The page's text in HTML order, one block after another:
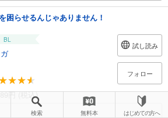
困らせるんじゃありません！
BL
円 (税込)
試し読み
フォロー
検索 無料本 はじめての方へ